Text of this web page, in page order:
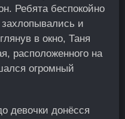
Ребята беспокойно
и
в окно, Таня
расположенного на
огромный
девочки донёсся